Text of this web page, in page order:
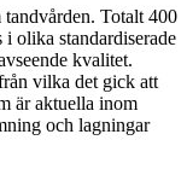
Totalt 400
olika standardiserade
kvalitet.
vilka det gick att
är aktuella inom
och lagningar